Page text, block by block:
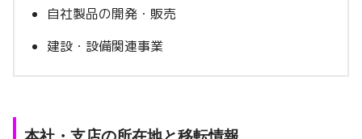
自社製品の開発・販売
建設・設備関連事業